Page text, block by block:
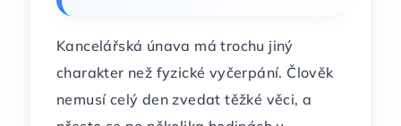
Kancelářská únava má trochu jiný
charakter než fyzické vyčerpání. Člověk
nemusí celý den zvedat těžké věci, a